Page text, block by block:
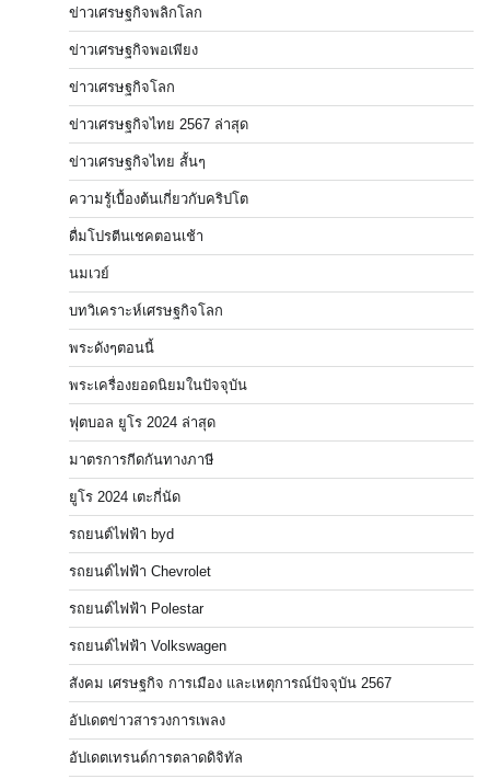
ข่าวเศรษฐกิจพลิกโลก
ข่าวเศรษฐกิจพอเพียง
ข่าวเศรษฐกิจโลก
ข่าวเศรษฐกิจไทย 2567 ล่าสุด
ข่าวเศรษฐกิจไทย สั้นๆ
ความรู้เบื้องต้นเกี่ยวกับคริปโต
ดื่มโปรตีนเชคตอนเช้า
นมเวย์
บทวิเคราะห์เศรษฐกิจโลก
พระดังๆตอนนี้
พระเครื่องยอดนิยมในปัจจุบัน
ฟุตบอล ยูโร 2024 ล่าสุด
มาตรการกีดกันทางภาษี
ยูโร 2024 เตะกี่นัด
รถยนต์ไฟฟ้า byd
รถยนต์ไฟฟ้า Chevrolet
รถยนต์ไฟฟ้า Polestar
รถยนต์ไฟฟ้า Volkswagen
สังคม เศรษฐกิจ การเมือง และเหตุการณ์ปัจจุบัน 2567
อัปเดตข่าวสารวงการเพลง
อัปเดตเทรนด์การตลาดดิจิทัล